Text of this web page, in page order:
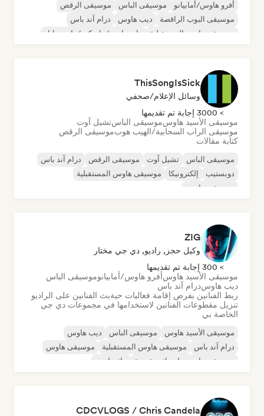
أفرو هاوس/أمابيانو موسيقى الباس
موسيقى الرقص
موسيقى البوب الراقصة
ديب هاوس
درام آند باس
موسيقى هاوس المستقبلية
هارد دانس/هاردكور/هاردستايل
ThisSongIsSick
وسائل الإعلام/صحفي
> 3000 إجابة تم تقديمها
موسيقى الأسيد هاوسموسيقى الباستشيل آوت
موسيقى الراب السحابية/الهيب هوبموسيقى الرقص
كتابة مقالات
موسيقى الباس تشيل آوت موسيقى الرقص
درام آند باس
دوبستيب
إلكترونيكا
موسيقى هاوس المستقبلية
موسيقى هاوس
ZIG
وكيل حجز, راديو, دي جي مختار
> 300 إجابة تم تقديمها
موسيقى الأسيد هاوسأفرو هاوس/أمابيانوموسيقى الباس
ديب هاوسدرام آند باس
ربط الفنانين بفرص إقامة فعاليات حيةبث الفنانين على الراديو
تنزيل مقطوعات الفنانين لاستخدامها في مجموعات دي جي
الخاصة بي
موسيقى الأسيد هاوس موسيقى الباس
ديب هاوس
درام آند باس
موسيقى هاوس المستقبلية
موسيقى هاوس
موسيقى هاوس ملوديك وتقدمية
تيك هاوس
CDCVLOGS / Chris Candela